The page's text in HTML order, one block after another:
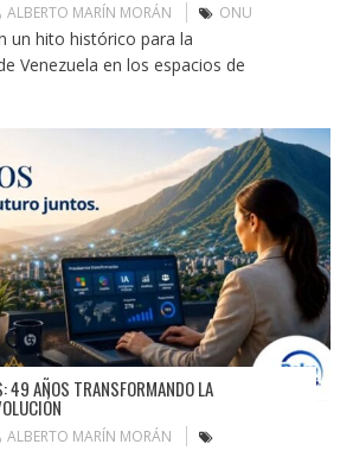
ALBERTO MARÍN MORÁN ONU
un hito histórico para la
Venezuela en los espacios de
49 AÑOS TRANSFORMANDO LA
ALBERTO MARÍN MORÁN